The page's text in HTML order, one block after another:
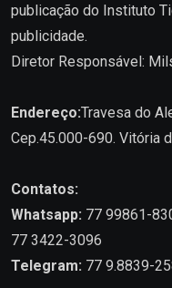
publicação do Instituto
publicidade.
Diretor Responsável:
Endereço:Travesa do
Cep.45.000-690. Vitória
Contatos:
Whatsapp: 77 99861-
77 3422-3096
Telegram: 77 9.8839-